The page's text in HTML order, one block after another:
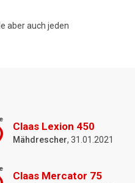
aber auch jeden
Claas Lexion 450
Mähdrescher, 31.01.2021
Claas Mercator 75